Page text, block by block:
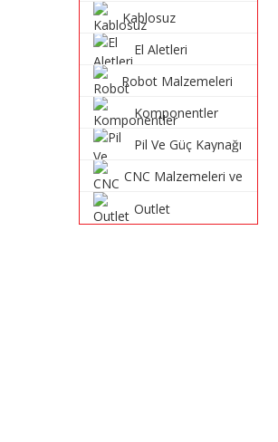
Kablosuz
Sistemleri
El Aletleri
Robot Malzemeleri
Komponentler
Pil Ve Güç Kaynağı
CNC Malzemeleri ve
Outlet